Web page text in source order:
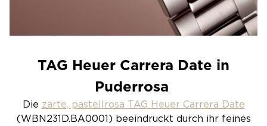
TAG Heuer Carrera Date in
Puderrosa
Die zarte, pastellrosa TAG Heuer Carrera Date
(WBN231D.BA0001) beeindruckt durch ihr feines